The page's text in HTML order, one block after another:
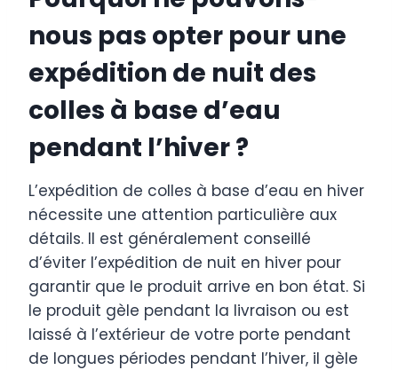
nous pas opter pour une
expédition de nuit des
colles à base d’eau
pendant l’hiver ?
L’expédition de colles à base d’eau en hiver
nécessite une attention particulière aux
détails. Il est généralement conseillé
d’éviter l’expédition de nuit en hiver pour
garantir que le produit arrive en bon état. Si
le produit gèle pendant la livraison ou est
laissé à l’extérieur de votre porte pendant
de longues périodes pendant l’hiver, il gèle